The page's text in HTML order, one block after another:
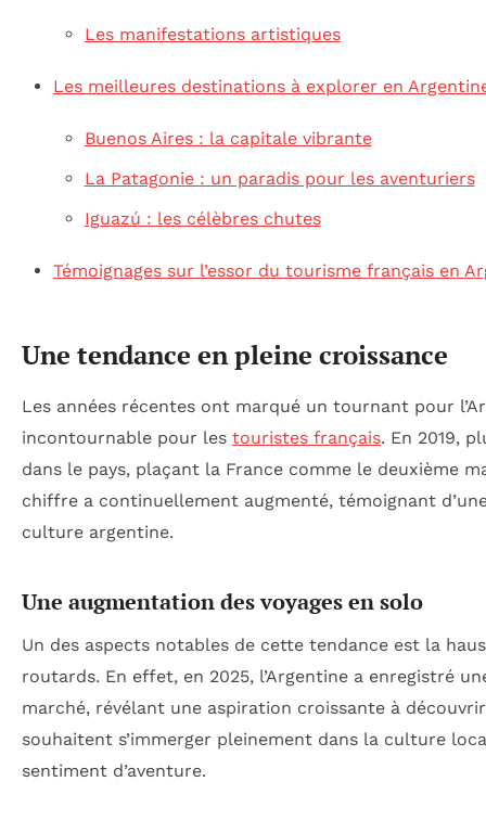
Les manifestations artistiques
Les meilleures destinations à explorer en
Buenos Aires : la capitale vibrante
La Patagonie : un paradis pour les aventuriers
Iguazú : les célèbres chutes
Témoignages sur l’essor du tourisme français en
Une tendance en pleine croissance
Les années récentes ont marqué un tournant pour
incontournable pour les touristes français. En 2019,
dans le pays, plaçant la France comme le deuxième
chiffre a continuellement augmenté, témoignant
culture argentine.
Une augmentation des voyages en solo
Un des aspects notables de cette tendance est la
routards. En effet, en 2025, l’Argentine a enregistré
marché, révélant une aspiration croissante à
souhaitent s’immerger pleinement dans la culture
sentiment d’aventure.